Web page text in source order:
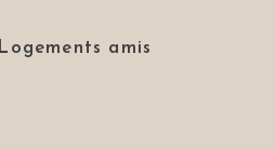
Logements amis